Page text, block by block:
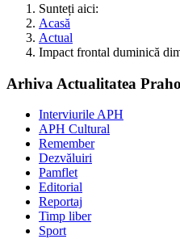
Sunteți aici:
Acasă
Actual
Impact frontal duminică
Arhiva Actualitatea
Interviurile APH
APH Cultural
Remember
Dezvăluiri
Pamflet
Editorial
Reportaj
Timp liber
Sport